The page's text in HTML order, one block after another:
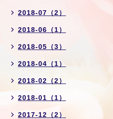
2018-07（2）
2018-06（1）
2018-05（3）
2018-04（1）
2018-02（2）
2018-01（1）
2017-12（2）